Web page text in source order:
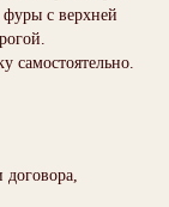
фуры с верхней
самостоятельно.